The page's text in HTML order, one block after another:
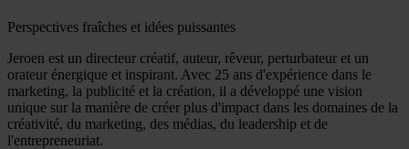
Perspectives fraîches et idées puissantes
Jeroen est un directeur créatif, auteur, rêveur, perturbateur et un
orateur énergique et inspirant. Avec 25 ans d'expérience dans le
marketing, la publicité et la création, il a développé une vision
unique sur la manière de créer plus d'impact dans les domaines de la
créativité, du marketing, des médias, du leadership et de
l'entrepreneuriat.